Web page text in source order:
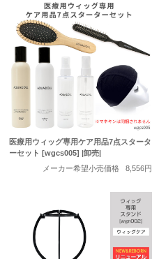
医療用ウィッグ専用ケア用品7点スタータ
ーセット [wgcs005] |卸売|
メーカー希望小売価格
8,556円